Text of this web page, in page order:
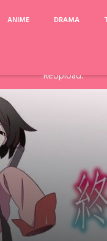
ANIME DRAMA
ReUpload.